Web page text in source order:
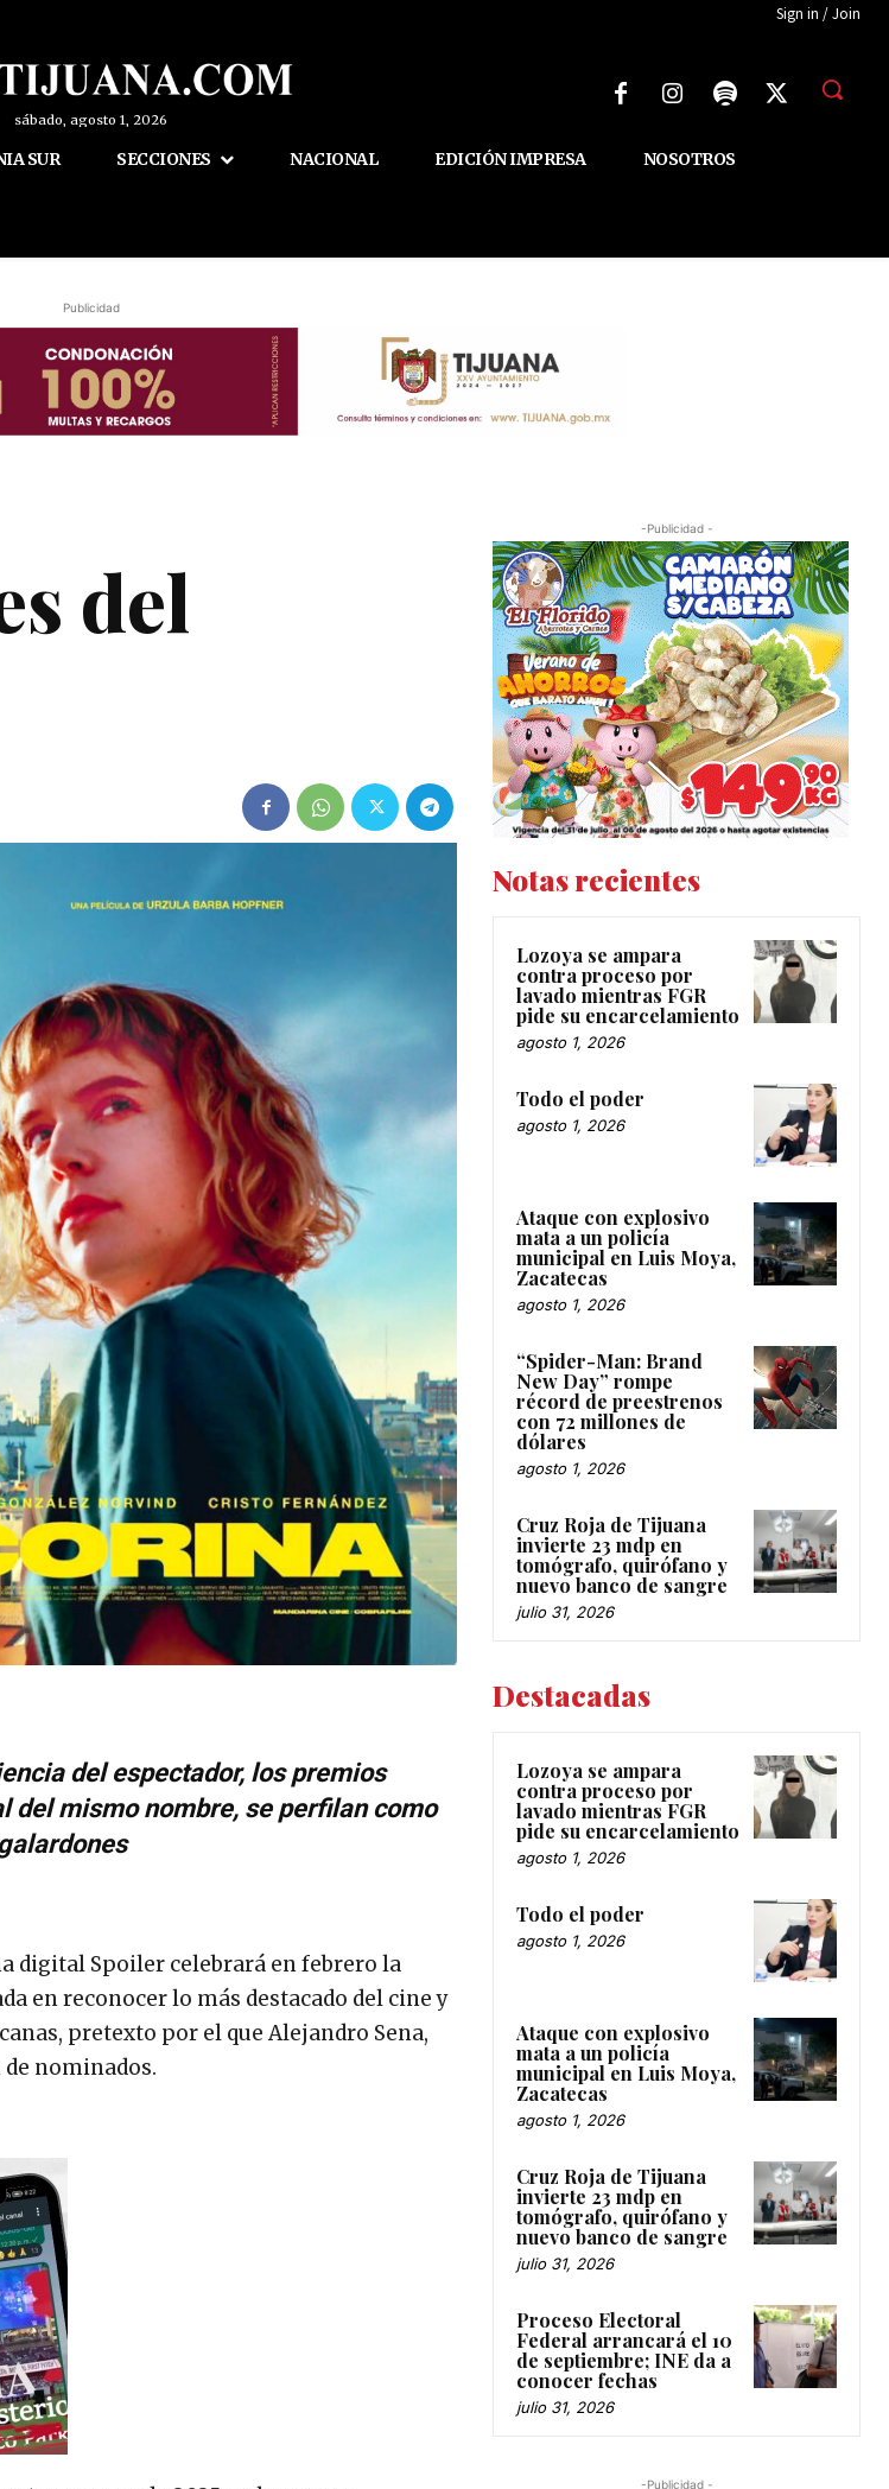
Sign in / Join
sábado, agosto 1, 2026
SUR SECCIONES NACIONAL EDICIÓN IMPRESA NOSOTROS
Publicidad
del
del espectador, los premios
del mismo nombre, se perfilan como
digital Spoiler celebrará en febrero la
en reconocer lo más destacado del cine y
pretexto por el que Alejandro Sena,
nominados.
-Publicidad -
Notas recientes
Lozoya se ampara
contra proceso por
lavado mientras FGR
pide su encarcelamiento
agosto 1, 2026
Todo el poder
agosto 1, 2026
Ataque con explosivo
mata a un policía
municipal en Luis Moya,
Zacatecas
agosto 1, 2026
“Spider-Man: Brand
New Day” rompe
récord de preestrenos
con 72 millones de
dólares
agosto 1, 2026
Cruz Roja de Tijuana
invierte 23 mdp en
tomógrafo, quirófano y
nuevo banco de sangre
julio 31, 2026
Destacadas
Lozoya se ampara
contra proceso por
lavado mientras FGR
pide su encarcelamiento
agosto 1, 2026
Todo el poder
agosto 1, 2026
Ataque con explosivo
mata a un policía
municipal en Luis Moya,
Zacatecas
agosto 1, 2026
Cruz Roja de Tijuana
invierte 23 mdp en
tomógrafo, quirófano y
nuevo banco de sangre
julio 31, 2026
Proceso Electoral
Federal arrancará el 10
de septiembre; INE da a
conocer fechas
julio 31, 2026
-Publicidad -